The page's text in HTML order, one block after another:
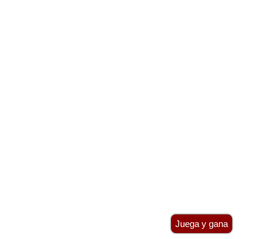
Juega y gana